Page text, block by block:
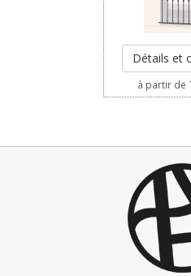
Détails et
à partir de